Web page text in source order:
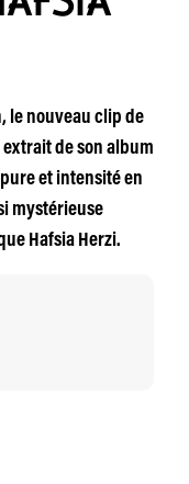
le nouveau clip de
de son album
et intensité en
mystérieuse
Hafsia Herzi.